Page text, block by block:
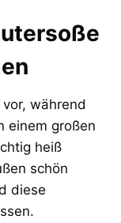
während
einem großen
heiß
schön
diese